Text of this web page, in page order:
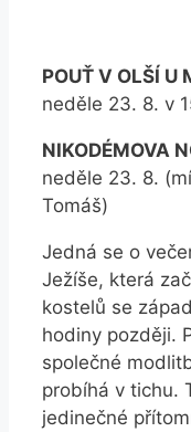
POUŤ V OLŠÍ U
neděle 23. 8. v
NIKODÉMOVA
neděle 23. 8.
Tomáš)
Jedná se o
Ježíše, která
kostelů se
hodiny později.
společné
probíhá v tichu.
jedinečné